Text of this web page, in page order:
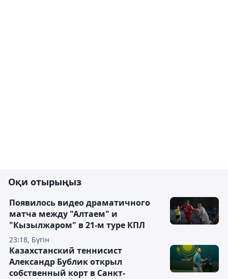
Оқи отырыңыз
23:18, Бүгін
Появилось видео драматичного
матча между "Алтаем" и
"Кызылжаром" в 21-м туре КПЛ
Казахстанский теннисист
Александр Бублик открыл
собственный корт в Санкт-